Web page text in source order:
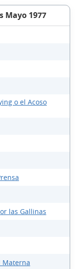
Mayo 1977
o el Acoso
las Gallinas
Materna